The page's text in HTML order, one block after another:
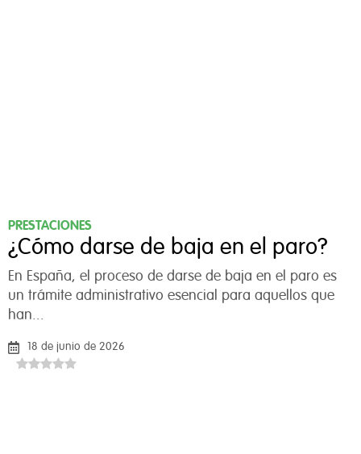
PRESTACIONES
¿Cómo darse de baja en el paro?
En España, el proceso de darse de baja en el paro es
un trámite administrativo esencial para aquellos que
han...
18 de junio de 2026